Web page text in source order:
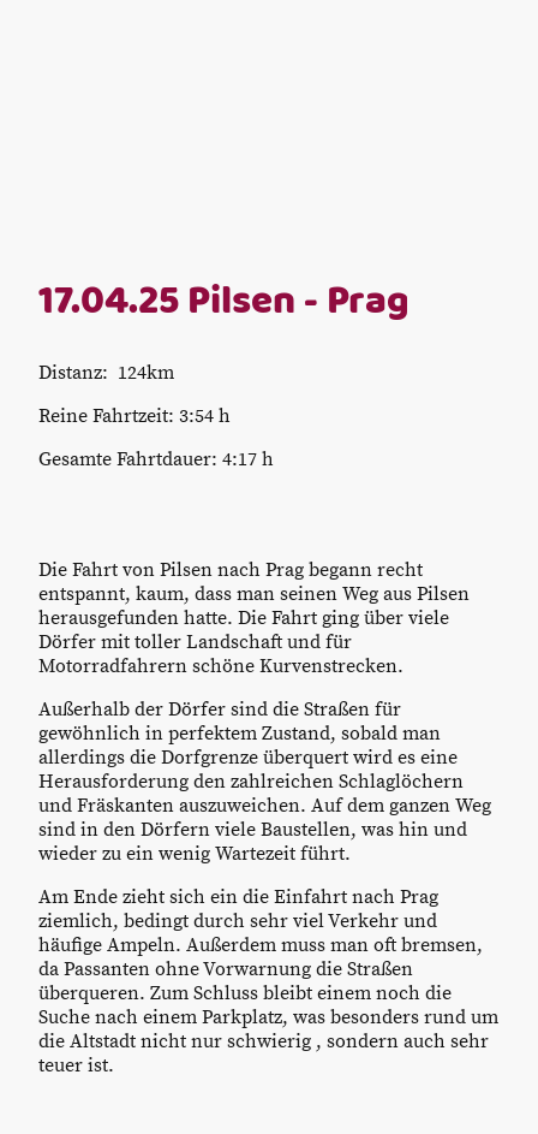
17.04.25 Pilsen - Prag
Distanz: 124km
Reine Fahrtzeit: 3:54 h
Gesamte Fahrtdauer: 4:17 h
Die Fahrt von Pilsen nach Prag begann recht
entspannt, kaum, dass man seinen Weg aus Pilsen
herausgefunden hatte. Die Fahrt ging über viele
Dörfer mit toller Landschaft und für
Motorradfahrern schöne Kurvenstrecken.
Außerhalb der Dörfer sind die Straßen für
gewöhnlich in perfektem Zustand, sobald man
allerdings die Dorfgrenze überquert wird es eine
Herausforderung den zahlreichen Schlaglöchern
und Fräskanten auszuweichen. Auf dem ganzen Weg
sind in den Dörfern viele Baustellen, was hin und
wieder zu ein wenig Wartezeit führt.
Am Ende zieht sich ein die Einfahrt nach Prag
ziemlich, bedingt durch sehr viel Verkehr und
häufige Ampeln. Außerdem muss man oft bremsen,
da Passanten ohne Vorwarnung die Straßen
überqueren. Zum Schluss bleibt einem noch die
Suche nach einem Parkplatz, was besonders rund um
die Altstadt nicht nur schwierig , sondern auch sehr
teuer ist.